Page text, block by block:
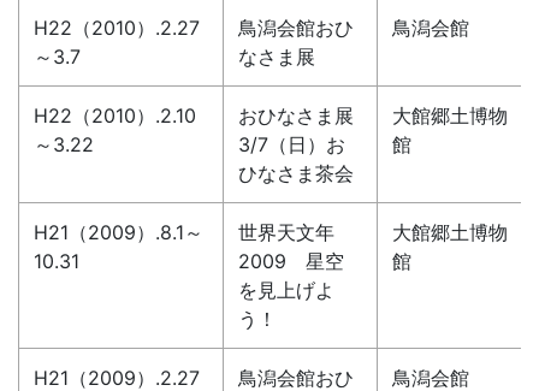
H22（2010）.2.27
～3.7
鳥潟会館おひ
なさま展
鳥潟会館
H22（2010）.2.10
～3.22
おひなさま展
3/7（日）お
ひなさま茶会
大館郷土博物
館
H21（2009）.8.1～
10.31
世界天文年
2009 星空
を見上げよ
う！
大館郷土博物
館
H21（2009）.2.27
鳥潟会館おひ
鳥潟会館